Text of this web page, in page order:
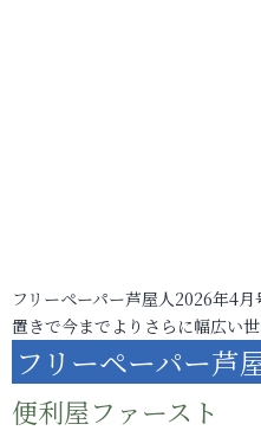
フリーペーパー芦屋人2026年4
置きで今までよりさらに幅広い
フリーペーパー芦
便利屋ファースト